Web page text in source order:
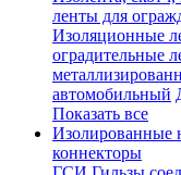
ленты для
Изоляционные
оградительные
автомобильный
Показать все
Изолированные
коннекторы